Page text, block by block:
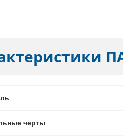
черты